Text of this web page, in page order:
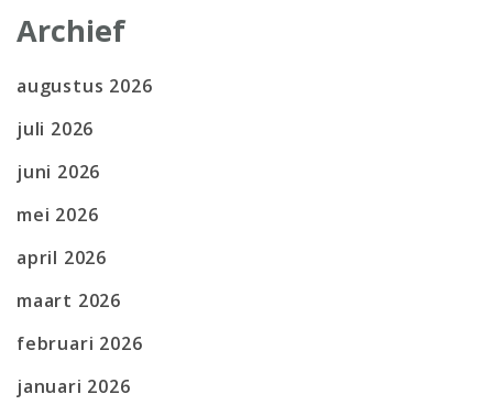
Archief
augustus 2026
juli 2026
juni 2026
mei 2026
april 2026
maart 2026
februari 2026
januari 2026